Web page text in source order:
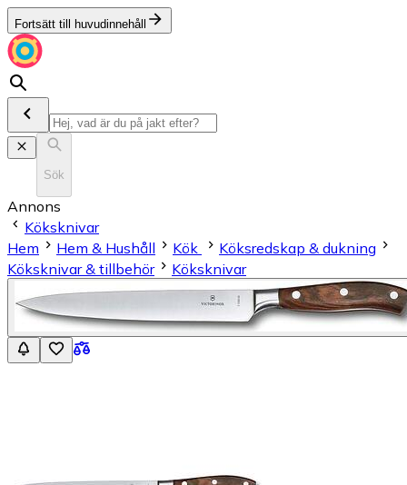
Fortsätt till huvudinnehåll
Sök
Annons
Köksknivar
Hem
Hem & Hushåll Kök
Köksredskap & dukning
Köksknivar & tillbehör
Köksknivar